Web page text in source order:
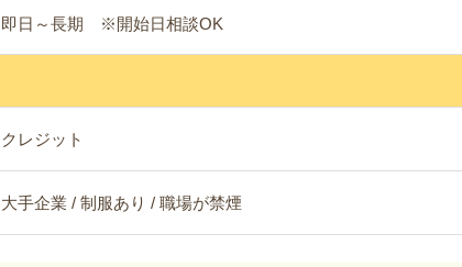
即日～長期 ※開始日相談OK
クレジット
大手企業 / 制服あり / 職場が禁煙